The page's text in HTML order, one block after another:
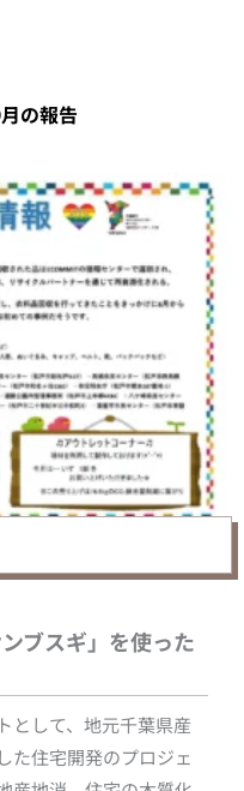
の報告
ブスギ」を使った
として、地元千葉県産
た住宅開発のプロジェ